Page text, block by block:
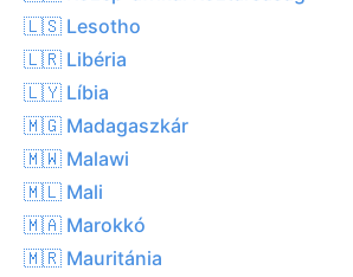
🇱🇸 Lesotho
🇱🇷 Libéria
🇱🇾 Líbia
🇲🇬 Madagaszkár
🇲🇼 Malawi
🇲🇱 Mali
🇲🇦 Marokkó
🇲🇷 Mauritánia